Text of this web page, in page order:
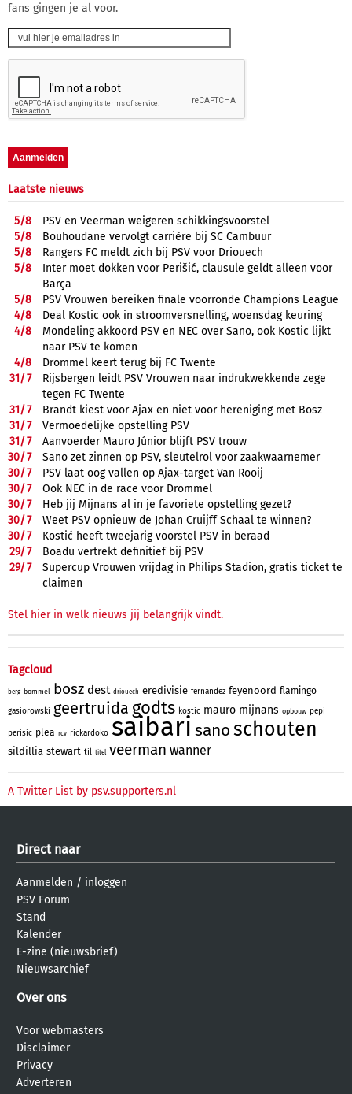
fans gingen je al voor.
Laatste nieuws
5/8
PSV en Veerman weigeren schikkingsvoorstel
5/8
Bouhoudane vervolgt carrière bij SC Cambuur
5/8
Rangers FC meldt zich bij PSV voor Driouech
5/8
Inter moet dokken voor Perišić, clausule geldt alleen voor
Barça
5/8
PSV Vrouwen bereiken finale voorronde Champions League
4/8
Deal Kostic ook in stroomversnelling, woensdag keuring
4/8
Mondeling akkoord PSV en NEC over Sano, ook Kostic lijkt
naar PSV te komen
4/8
Drommel keert terug bij FC Twente
31/7
Rijsbergen leidt PSV Vrouwen naar indrukwekkende zege
tegen FC Twente
31/7
Brandt kiest voor Ajax en niet voor hereniging met Bosz
31/7
Vermoedelijke opstelling PSV
31/7
Aanvoerder Mauro Júnior blijft PSV trouw
30/7
Sano zet zinnen op PSV, sleutelrol voor zaakwaarnemer
30/7
PSV laat oog vallen op Ajax-target Van Rooij
30/7
Ook NEC in de race voor Drommel
30/7
Heb jij Mijnans al in je favoriete opstelling gezet?
30/7
Weet PSV opnieuw de Johan Cruijff Schaal te winnen?
30/7
Kostić heeft tweejarig voorstel PSV in beraad
29/7
Boadu vertrekt definitief bij PSV
29/7
Supercup Vrouwen vrijdag in Philips Stadion, gratis ticket te
claimen
Stel hier in welk nieuws jij belangrijk vindt.
Tagcloud
berg bommel bosz dest driouech eredivisie fernandez feyenoord flamingo
gasiorowski geertruida godts kostic mauro mijnans opbouw pepi
perisic plea rcv rickardoko saibari sanoschouten
sildillia stewart til titel veerman wanner
A Twitter List by psv.supporters.nl
Direct naar
Aanmelden / inloggen
PSV Forum
Stand
Kalender
E-zine (nieuwsbrief)
Nieuwsarchief
Over ons
Voor webmasters
Disclaimer
Privacy
Adverteren